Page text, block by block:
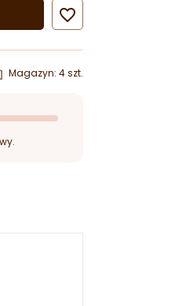

Magazyn: 4 szt.